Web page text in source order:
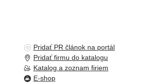
Pridať PR článok na portál
Pridať firmu do katalogu
Katalog a zoznam firiem
E-shop